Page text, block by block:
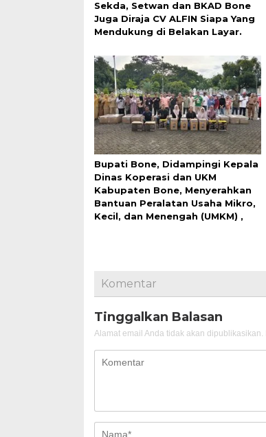
Sekda, Setwan dan BKAD Bone
Juga Diraja CV ALFIN Siapa Yang
Mendukung di Belakan Layar.
Bupati Bone, Didampingi Kepala
Dinas Koperasi dan UKM
Kabupaten Bone, Menyerahkan
Bantuan Peralatan Usaha Mikro,
Kecil, dan Menengah (UMKM) ,
Komentar
Tinggalkan Balasan
Alamat email Anda tidak akan dipublikasikan.